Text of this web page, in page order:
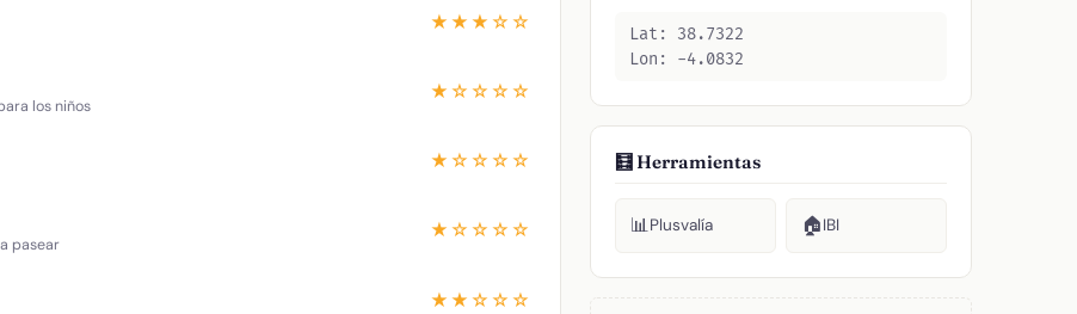
★★★☆☆
los niños
★☆☆☆☆
★☆☆☆☆
pasear
★☆☆☆☆
★★☆☆☆
Lat: 38.7322
Lon: -4.0832
🧮 Herramientas
📊Plusvalía 🏠IBI